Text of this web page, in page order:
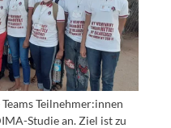
Teilnehmer:innen
Studie an. Ziel ist zu